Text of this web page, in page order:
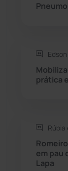
Seabra
Tanhaçu
prática
Rúbia
em pau
Lapa